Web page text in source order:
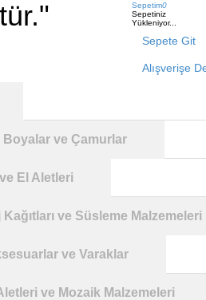
Sepetim0
Sepetiniz
Yükleniyor...
Sepete Git
Alışverişe
Boyalar ve Çamurlar
El Aletleri
Kağıtları ve Süsleme Malzemeleri
ve Varaklar
ve Mozaik Malzemeleri